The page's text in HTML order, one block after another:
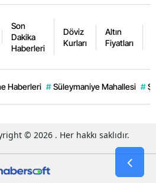
Tekirdağ
Trabzon
Tunceli
Şanlıurfa
Uşak
Son
Dakika
Haberleri
Döviz
Kurları
Altın
Fiyatları
Haberleri # Süleymaniye Mahallesi #
© 2026 . Her hakkı saklıdır.